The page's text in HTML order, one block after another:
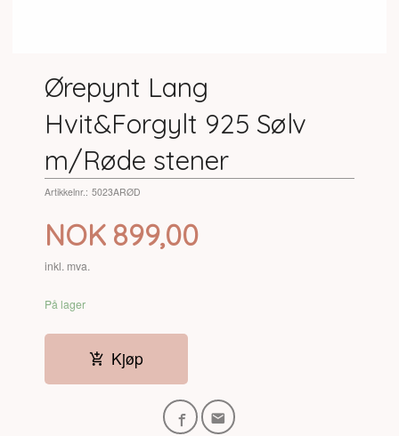
Ørepynt Lang
Hvit&Forgylt 925 Sølv
m/Røde stener
Artikkelnr.: 5023ARØD
Pris
NOK 899,00
inkl. mva.
På lager
Kjøp